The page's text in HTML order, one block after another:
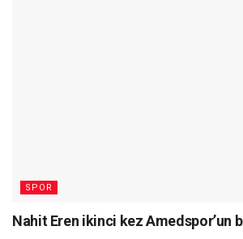
SPOR
Nahit Eren ikinci kez Amedspor’un